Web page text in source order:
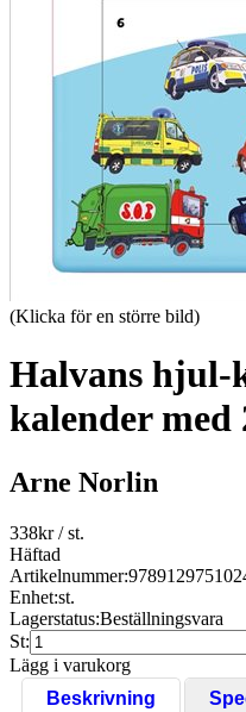
(Klicka för en större bild)
Halvans hjul-
kalender med
Arne Norlin
338kr/ st.
Häftad
Artikelnummer:
Enhet:st.
Lagerstatus:Beställningsvara
St:
Lägg i varukorg
Beskrivning